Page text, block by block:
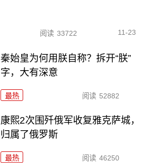
阅读 33722 11-23
秦始皇为何用朕自称？拆开“朕”
字，大有深意
最热 阅读 52882
康熙2次围歼俄军收复雅克萨城，
归属了俄罗斯
最热 阅读 46250